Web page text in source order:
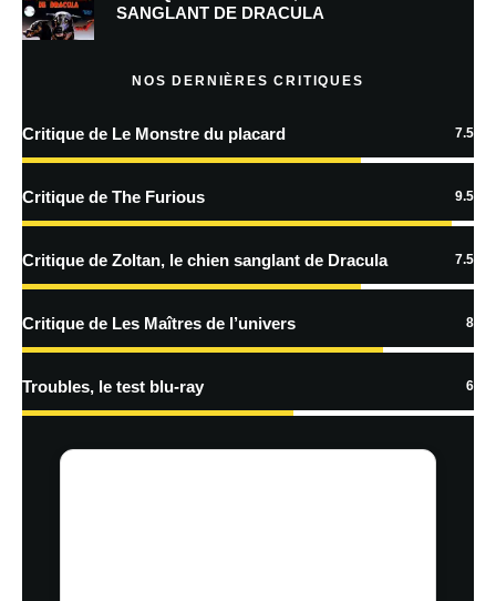
plus sur la façon dont les données de vos commentaires sont
SANGLANT DE DRACULA
NOS DERNIÈRES CRITIQUES
Critique de Le Monstre du placard 7.5
Critique de The Furious 9.5
Critique de Zoltan, le chien sanglant de Dracula 7.5
Critique de Les Maîtres de l’univers 8
Troubles, le test blu-ray 6